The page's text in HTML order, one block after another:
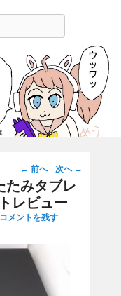
隔離倉庫
くれたサイトです。
投
稿
ナ
ビ
ー
← 前へ 次へ →
たみタブレ
レビュー
コメントを残す